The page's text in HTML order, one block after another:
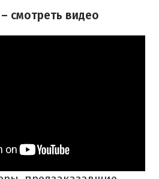
смотреть видео